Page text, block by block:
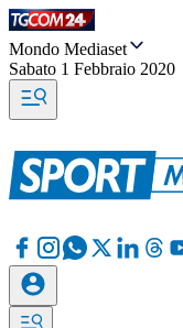
Mondo Mediaset
Sabato 1 Febbraio 2020